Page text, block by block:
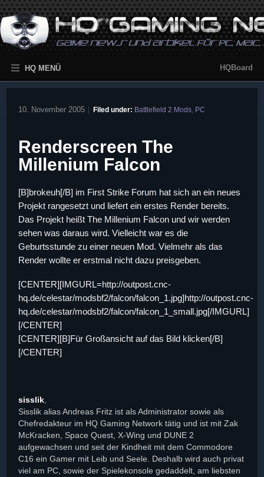
HQ MENÜ HQBoard
10. November 2005 Filed under: Battlefield 2 Mods, PC
Renderscreen The
Millenium Falcon
[B]brokeuh[/B] im First Strike Forum hat sich an ein neues
Projekt rangesetzt und liefert ein erstes Render bereits.
Das Projekt heißt The Millenium Falcon und wir werden
sehen was daraus wird. Vielleicht war es die
Geburtsstunde zu einer neuen Mod. Vielmehr als das
Render wollte er erstmal nicht dazu preisgeben.
[CENTER][IMGURL=http://outpost.cnc-
hq.de/celestar/modsbf2/falcon/falcon_1.jpg]http://outpost.cnc-
hq.de/celestar/modsbf2/falcon/falcon_1_small.jpg[/IMGURL]
[/CENTER]
[CENTER][B]Für Großansicht auf das Bild klicken[/B]
[/CENTER]
sisslik
Sisslik alias Andreas Fritz ist als Administrator sowie als
Chefredakteur im HQ Gaming Network tätig und ist mit Zak
McKracken, Space Quest, X-Wing und DUNE 2
aufgewachsen und seit der Kindheit mit dem Commodore
C16 ein Gamer mit Leib und Seele. Deshalb wird auch privat
viel am PC, sowie der Spielekonsole gedaddelt, am liebsten